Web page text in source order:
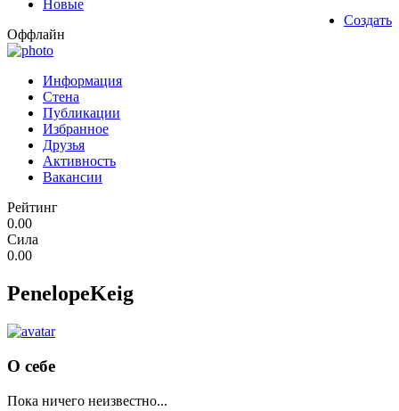
Новые
Создать
Оффлайн
Информация
Стена
Публикации
Избранное
Друзья
Активность
Вакансии
Рейтинг
0.00
Сила
0.00
PenelopeKeig
О себе
Пока ничего неизвестно...